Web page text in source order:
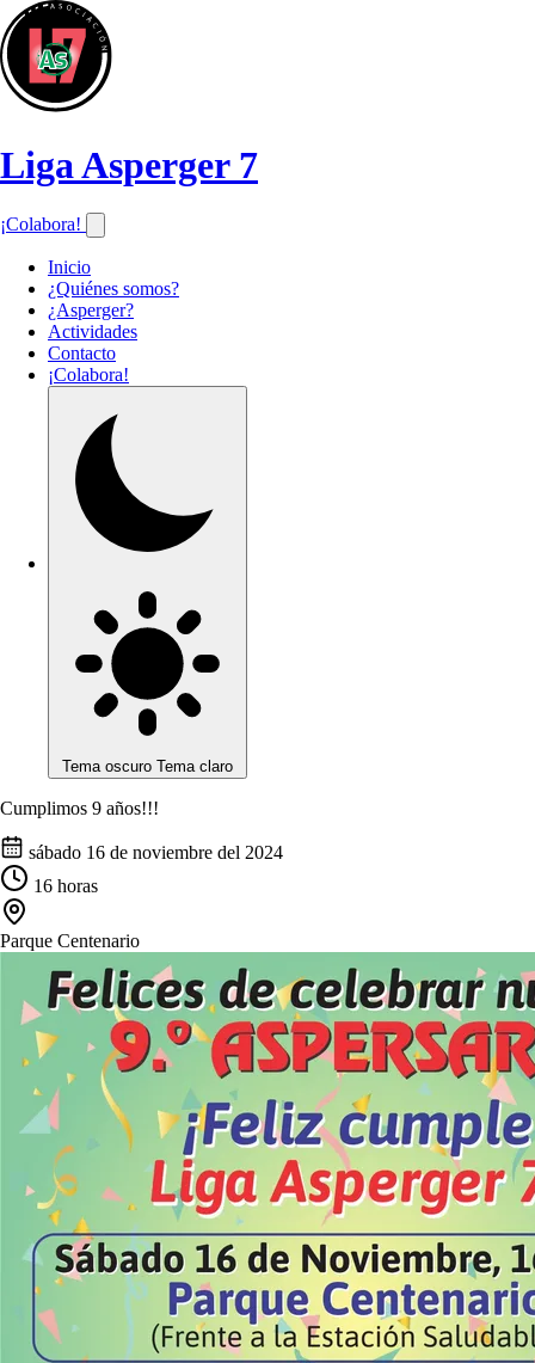
Liga Asperger 7
¡Colabora!
Inicio
¿Quiénes somos?
¿Asperger?
Actividades
Contacto
¡Colabora!
Tema oscuro Tema claro
Cumplimos 9 años!!!
sábado 16 de noviembre del 2024
16 horas
Parque Centenario